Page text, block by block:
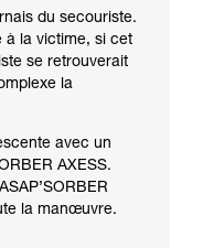
du secouriste.
à la victime, si cet
se retrouverait
la
avec un
AXESS.
la manœuvre.